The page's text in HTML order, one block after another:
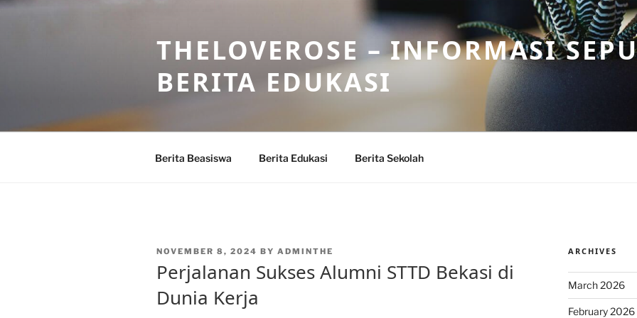
Skip
THELOVEROSE – INFORMASI
BERITA EDUKASI
Berita Beasiswa Berita Edukasi Berita Sekolah
POSTED
NOVEMBER 8, 2024 BY ADMINTHE
Perjalanan Sukses Alumni STTD Bekasi di
Dunia Kerja
ARCHIVES
March 2026
February 2026